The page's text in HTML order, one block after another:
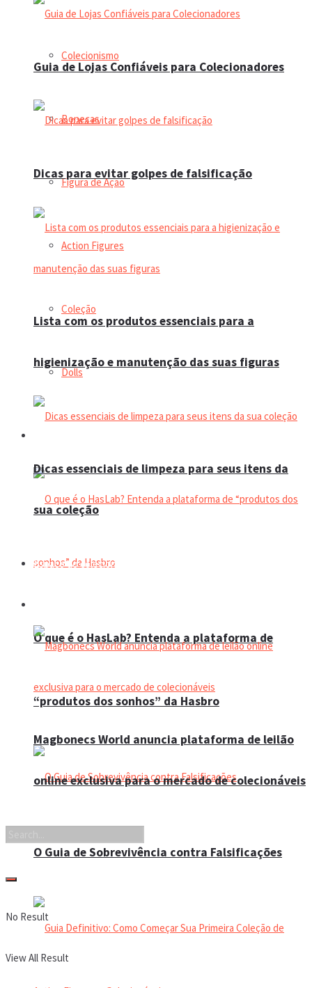
Colecionismo
Bonecas
Figura de Ação
Action Figures
Coleção
Dolls
O que é o HasLab? Entenda a plataforma de
“produtos dos sonhos” da Hasbro
O Guia de Sobrevivência contra Falsificações
Guia de Lojas Confiáveis para Colecionadores
Dicas para evitar golpes de falsificação
Lista com os produtos essenciais para a
higienização e manutenção das suas figuras
Dicas essenciais de limpeza para seus itens da
sua coleção
Espaço do colecionador
Magbonecs World anuncia plataforma de leilão
online exclusiva para o mercado de colecionáveis
No Result
View All Result